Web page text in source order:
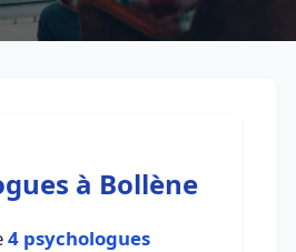
à Bollène
4 psychologues